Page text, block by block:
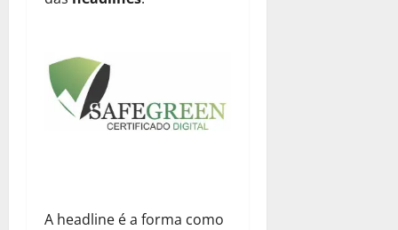
A headline é a forma como